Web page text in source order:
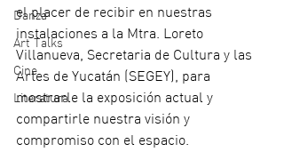
Danza
Art Talks
Cine
Literatura
el placer de recibir en nuestras
instalaciones a la Mtra. Loreto
Villanueva, Secretaria de Cultura y las
Artes de Yucatán (SEGEY), para
mostrarle la exposición actual y
compartirle nuestra visión y
compromiso con el espacio.